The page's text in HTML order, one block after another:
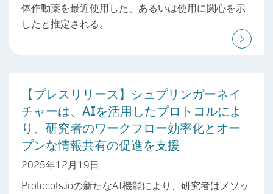
体作動薬を最近使用した、あるいは使用に関心を示
したと推定される。
【プレスリリース】シュプリンガーネイ
チャーは、AIを活用したプロトコルによ
り、研究者のワークフロー効率化とオー
プンな情報共有の促進を支援
2025年12月19日
Protocols.ioの新たなAI機能により、研究者はメソッ